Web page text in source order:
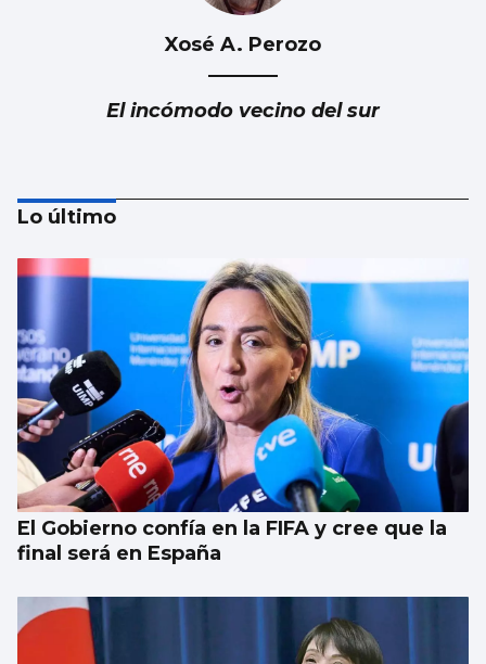
Xosé A. Perozo
El incómodo vecino del sur
Luis Del Val
Las mafias trabajan gratis
Lo último
El Gobierno confía en la FIFA y cree que la
final será en España